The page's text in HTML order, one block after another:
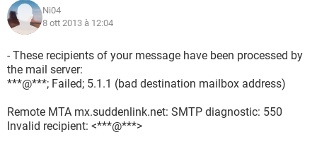
Ni04
8 ott 2013 à 12:04
- These recipients of your message have been processed by
the mail server:
***@***; Failed; 5.1.1 (bad destination mailbox address)
Remote MTA mx.suddenlink.net: SMTP diagnostic: 550
Invalid recipient: <***@***>